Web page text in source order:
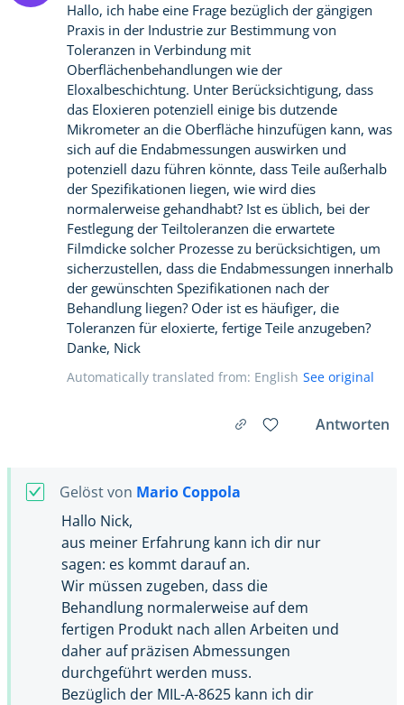
Hallo, ich habe eine Frage bezüglich der gängigen
Praxis in der Industrie zur Bestimmung von
Toleranzen in Verbindung mit
Oberflächenbehandlungen wie der
Eloxalbeschichtung. Unter Berücksichtigung, dass
das Eloxieren potenziell einige bis dutzende
Mikrometer an die Oberfläche hinzufügen kann, was
sich auf die Endabmessungen auswirken und
potenziell dazu führen könnte, dass Teile außerhalb
der Spezifikationen liegen, wie wird dies
normalerweise gehandhabt? Ist es üblich, bei der
Festlegung der Teiltoleranzen die erwartete
Filmdicke solcher Prozesse zu berücksichtigen, um
sicherzustellen, dass die Endabmessungen innerhalb
der gewünschten Spezifikationen nach der
Behandlung liegen? Oder ist es häufiger, die
Toleranzen für eloxierte, fertige Teile anzugeben?
Danke, Nick
Automatically translated from: English See original
Antworten
Gelöst von Mario Coppola
Hallo Nick,
aus meiner Erfahrung kann ich dir nur
sagen: es kommt darauf an.
Wir müssen zugeben, dass die
Behandlung normalerweise auf dem
fertigen Produkt nach allen Arbeiten und
daher auf präzisen Abmessungen
durchgeführt werden muss.
Bezüglich der MIL-A-8625 kann ich dir